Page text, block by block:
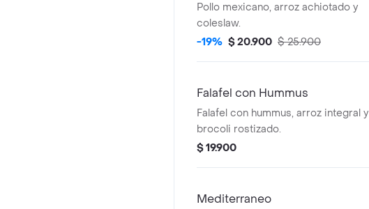
Pollo mexicano, arroz achiotado y
coleslaw.
-19% $ 20.900 $ 25.900
Falafel con Hummus
Falafel con hummus, arroz integral y
brocoli rostizado.
$ 19.900
Mediterraneo